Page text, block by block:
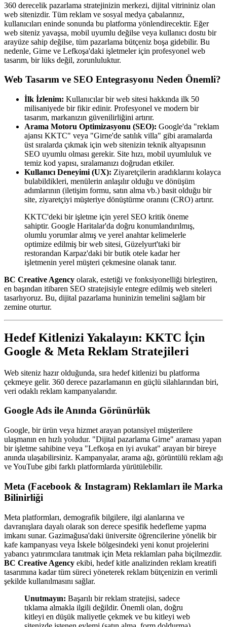
360 derecelik pazarlama stratejinizin merkezi, dijital vitrininiz olan
web sitenizdir. Tüm reklam ve sosyal medya çabalarınız,
kullanıcıları eninde sonunda bu platforma yönlendirecektir. Eğer
web siteniz yavaşsa, mobil uyumlu değilse veya kullanıcı dostu bir
arayüze sahip değilse, tüm pazarlama bütçeniz boşa gidebilir. Bu
nedenle, Girne ve Lefkoşa'daki işletmeler için profesyonel web
tasarım, bir lüks değil, zorunluluktur.
Web Tasarım ve SEO Entegrasyonu Neden Önemli?
İlk İzlenim: Kullanıcılar bir web sitesi hakkında ilk 50
milisaniyede bir fikir edinir. Profesyonel ve modern bir
tasarım, markanızın güvenilirliğini artırır.
Arama Motoru Optimizasyonu (SEO): Google'da "reklam
ajansı KKTC" veya "Girne'de satılık villa" gibi aramalarda
üst sıralarda çıkmak için web sitenizin teknik altyapısının
SEO uyumlu olması gerekir. Site hızı, mobil uyumluluk ve
temiz kod yapısı, sıralamanızı doğrudan etkiler.
Kullanıcı Deneyimi (UX): Ziyaretçilerin aradıklarını kolayca
bulabildikleri, menülerin anlaşılır olduğu ve dönüşüm
adımlarının (iletişim formu, satın alma vb.) basit olduğu bir
site, ziyaretçiyi müşteriye dönüştürme oranını (CRO) artırır.
KKTC'deki bir işletme için yerel SEO kritik öneme
sahiptir. Google Haritalar'da doğru konumlandırılmış,
olumlu yorumlar almış ve yerel anahtar kelimelerle
optimize edilmiş bir web sitesi, Güzelyurt'taki bir
restorandan Karpaz'daki bir butik otele kadar her
işletmenin yerel müşteri çekmesine olanak tanır.
BC Creative Agency olarak, estetiği ve fonksiyonelliği birleştiren,
en başından itibaren SEO stratejisiyle entegre edilmiş web siteleri
tasarlıyoruz. Bu, dijital pazarlama huninizin temelini sağlam bir
zemine oturtur.
Hedef Kitlenizi Yakalayın: KKTC İçin
Google & Meta Reklam Stratejileri
Web siteniz hazır olduğunda, sıra hedef kitlenizi bu platforma
çekmeye gelir. 360 derece pazarlamanın en güçlü silahlarından biri,
veri odaklı reklam kampanyalarıdır.
Google Ads ile Anında Görünürlük
Google, bir ürün veya hizmet arayan potansiyel müşterilere
ulaşmanın en hızlı yoludur. "Dijital pazarlama Girne" araması yapan
bir işletme sahibine veya "Lefkoşa en iyi avukat" arayan bir bireye
anında ulaşabilirsiniz. Kampanyalar, arama ağı, görüntülü reklam ağı
ve YouTube gibi farklı platformlarda yürütülebilir.
Meta (Facebook & Instagram) Reklamları ile Marka
Bilinirliği
Meta platformları, demografik bilgilere, ilgi alanlarına ve
davranışlara dayalı olarak son derece spesifik hedefleme yapma
imkanı sunar. Gazimağusa'daki üniversite öğrencilerine yönelik bir
kafe kampanyası veya İskele bölgesindeki yeni konut projelerini
yabancı yatırımcılara tanıtmak için Meta reklamları paha biçilmezdir.
BC Creative Agency ekibi, hedef kitle analizinden reklam kreatifi
tasarımına kadar tüm süreci yöneterek reklam bütçenizin en verimli
şekilde kullanılmasını sağlar.
Unutmayın: Başarılı bir reklam stratejisi, sadece
tıklama almakla ilgili değildir. Önemli olan, doğru
kitleyi en düşük maliyetle çekmek ve bu kitleyi web